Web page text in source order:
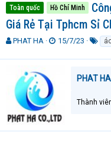
Toàn quốc Hồ Chí Minh
Giá Rẻ Tại Tphcm Sỉ
T
r
a
d
s
t
PHAT HA
N
à
15/7/23
k
h
ó
PHAT HA
Thành